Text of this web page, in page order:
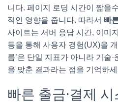
니다. 페이지 로딩 시간이 짧을
적인 영향을 줍니다. 따라서 빠
사이트는 서버 응답 시간, 이미
등을 통해 사용자 경험(UX)을
름’은 단일 지표가 아니라 기술·
을 맞춘 결과라는 점을 기억하
빠른 출금·결제